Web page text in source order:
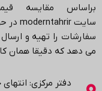
براساس مقایسه
سایتmoderntahrir در
سفارشات را تهیه و
می دهد که دقیقا همان
دفتر مرکزی: